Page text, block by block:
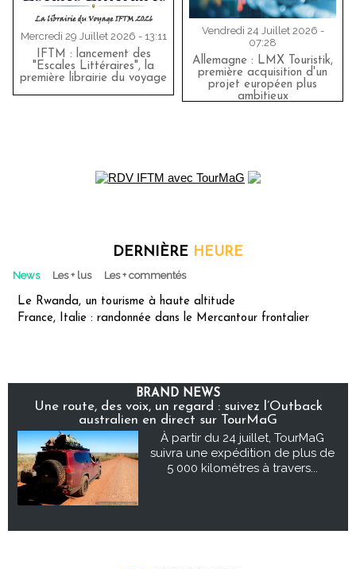
Mercredi 29 Juillet 2026 - 13:11
IFTM : lancement des
"Escales Littéraires", la
première librairie du voyage
Vendredi 24 Juillet 2026 -
07:28
Allemagne : LMX Touristik,
première acquisition d'un
projet européen plus
ambitieux
DERNIÈRE HEURE
News Les + lus Les + commentés
Le Rwanda, un tourisme à haute altitude
France, Italie : randonnée dans le Mercantour frontalier
BRAND NEWS
Une route, des voix, un regard : suivez l’Outback
australien en direct sur TourMaG
À partir du 24 juillet, TourMaG
suivra une expédition de plus de
5 000 kilomètres à travers...